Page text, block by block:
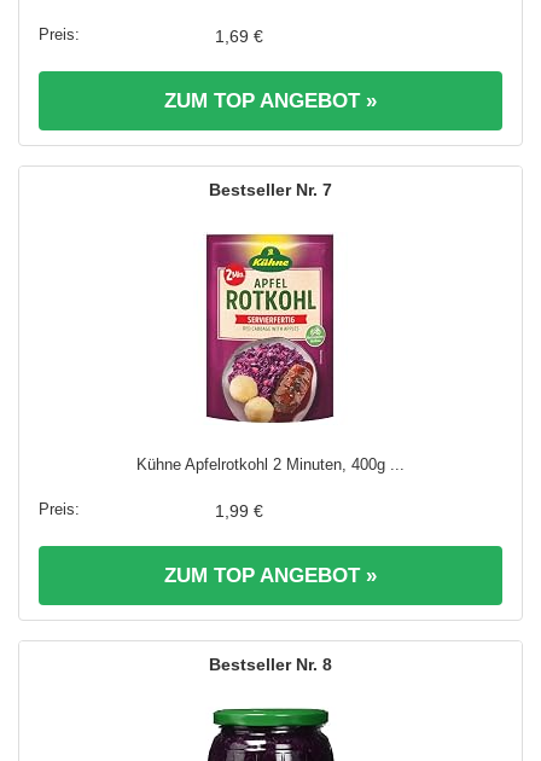
1,69 €
ZUM TOP ANGEBOT »
7
Kühne Apfelrotkohl 2 Minuten, 400g ...
1,99 €
ZUM TOP ANGEBOT »
8